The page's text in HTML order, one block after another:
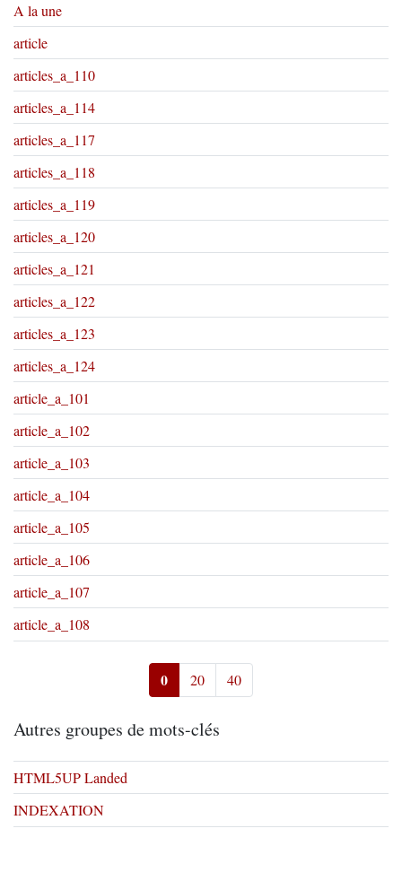
A la une
article
articles_a_110
articles_a_114
articles_a_117
articles_a_118
articles_a_119
articles_a_120
articles_a_121
articles_a_122
articles_a_123
articles_a_124
article_a_101
article_a_102
article_a_103
article_a_104
article_a_105
article_a_106
article_a_107
article_a_108
0 20 40
Autres groupes de mots-clés
HTML5UP Landed
INDEXATION